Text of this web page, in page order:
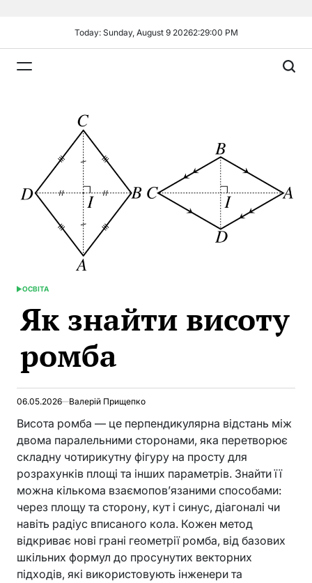
Today: Sunday, August 9 20262:29:01 PM
POSTED
ОСВІТА
Як знайти висоту
ромба
06.05.2026 Валерій Прищепко
Висота ромба — це перпендикулярна відстань між
двома паралельними сторонами, яка перетворює
складну чотирикутну фігуру на просту для
розрахунків площі та інших параметрів. Знайти її
можна кількома взаємопов’язаними способами:
через площу та сторону, кут і синус, діагоналі чи
навіть радіус вписаного кола. Кожен метод
відкриває нові грані геометрії ромба, від базових
шкільних формул до просунутих векторних
підходів, які використовують інженери та